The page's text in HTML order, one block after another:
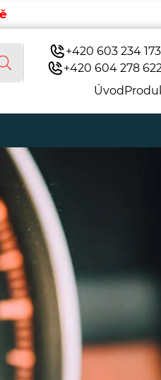
+420 603 234 173
+420 604 278
Úvod